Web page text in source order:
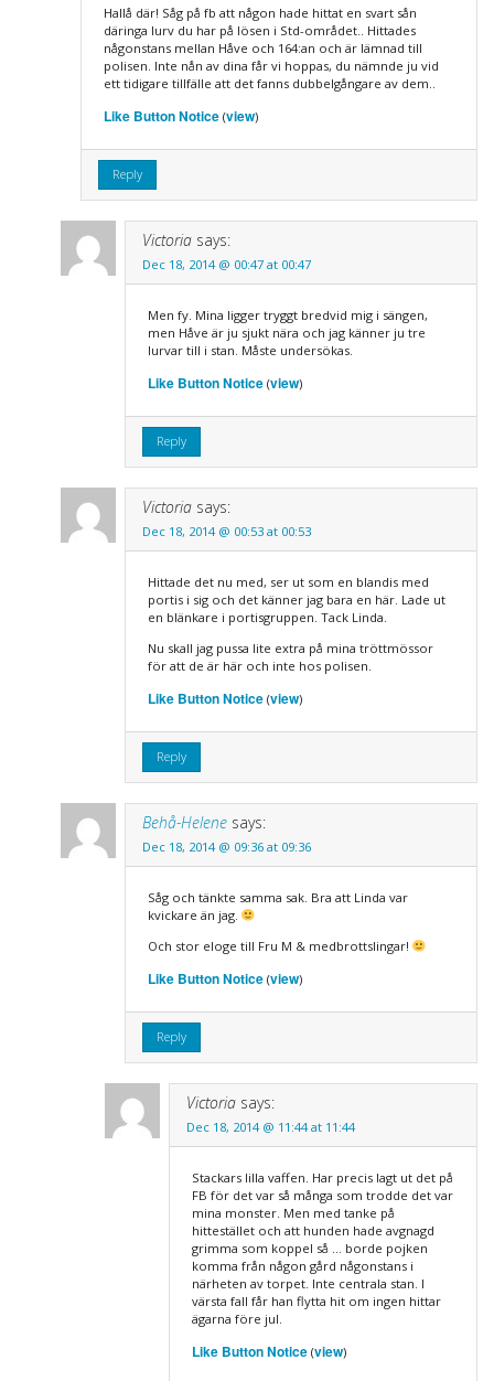
Hallå där! Såg på fb att någon hade hittat en svart sån
däringa lurv du har på lösen i Std-området.. Hittades
någonstans mellan Håve och 164:an och är lämnad till
polisen. Inte nån av dina får vi hoppas, du nämnde ju vid
ett tidigare tillfälle att det fanns dubbelgångare av dem..
Like Button Notice(view)
Reply
Victoria says:
Dec 18, 2014 @ 00:47 at 00:47
Men fy. Mina ligger tryggt bredvid mig i sängen,
men Håve är ju sjukt nära och jag känner ju tre
lurvar till i stan. Måste undersökas.
Like Button Notice(view)
Reply
Victoria says:
Dec 18, 2014 @ 00:53 at 00:53
Hittade det nu med, ser ut som en blandis med
portis i sig och det känner jag bara en här. Lade ut
en blänkare i portisgruppen. Tack Linda.
Nu skall jag pussa lite extra på mina tröttmössor
för att de är här och inte hos polisen.
Like Button Notice(view)
Reply
Behå-Helene says:
Dec 18, 2014 @ 09:36 at 09:36
Såg och tänkte samma sak. Bra att Linda var
kvickare än jag.
Och stor eloge till Fru M & medbrottslingar!
Like Button Notice(view)
Reply
Victoria says:
Dec 18, 2014 @ 11:44 at 11:44
Stackars lilla vaffen. Har precis lagt ut det på
FB för det var så många som trodde det var
mina monster. Men med tanke på
hittestället och att hunden hade avgnagd
grimma som koppel så … borde pojken
komma från någon gård någonstans i
närheten av torpet. Inte centrala stan. I
värsta fall får han flytta hit om ingen hittar
ägarna före jul.
Like Button Notice(view)